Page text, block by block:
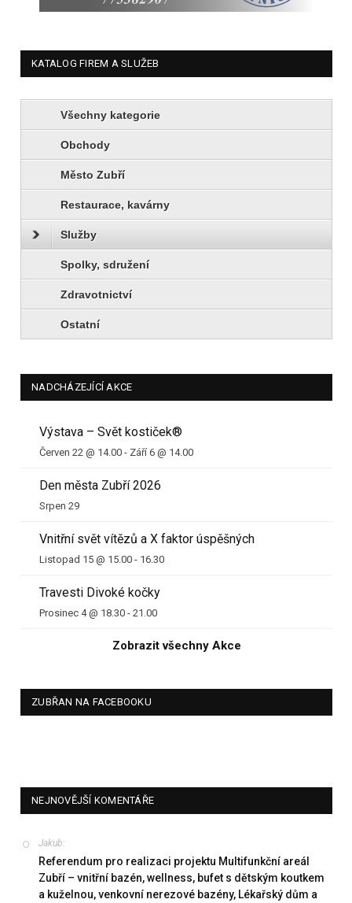
KATALOG FIREM A SLUŽEB
Všechny kategorie
Obchody
Město Zubří
Restaurace, kavárny
Služby
Spolky, sdružení
Zdravotnictví
Ostatní
NADCHÁZEJÍCÍ AKCE
Výstava – Svět kostiček®
Červen 22 @ 14.00 - Září 6 @ 14.00
Den města Zubří 2026
Srpen 29
Vnitřní svět vítězů a X faktor úspěšných
Listopad 15 @ 15.00 - 16.30
Travesti Divoké kočky
Prosinec 4 @ 18.30 - 21.00
Zobrazit všechny Akce
ZUBŘAN NA FACEBOOKU
NEJNOVĚJŠÍ KOMENTÁŘE
Jakub:
Referendum pro realizaci projektu Multifunkční areál
Zubří – vnitřní bazén, wellness, bufet s dětským koutkem
a kuželnou, venkovní nerezové bazény, Lékařský dům a